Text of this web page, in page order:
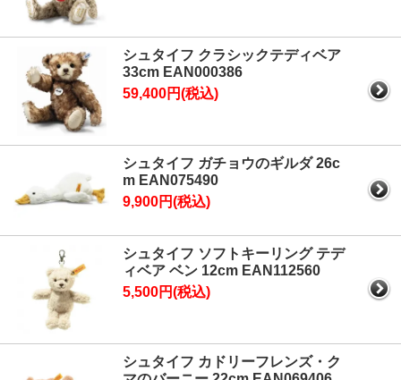
シュタイフ クラシックテディベア
33cm EAN000386
59,400円(税込)
シュタイフ ガチョウのギルダ 26c
m EAN075490
9,900円(税込)
シュタイフ ソフトキーリング テデ
ィベア ベン 12cm EAN112560
5,500円(税込)
シュタイフ カドリーフレンズ・ク